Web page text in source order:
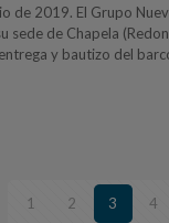
de 2019. El Grupo
sede de Chapela
y bautizo del
1 2 3 4